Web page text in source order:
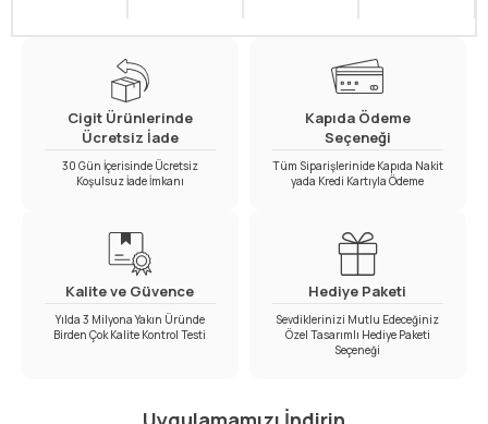
Cigit Ürünlerinde
Ücretsiz İade
30 Gün İçerisinde Ücretsiz
Koşulsuz İade İmkanı
Kapıda Ödeme
Seçeneği
Tüm Siparişlerinide Kapıda Nakit
yada Kredi Kartıyla Ödeme
Kalite ve Güvence
Yılda 3 Milyona Yakın Üründe
Birden Çok Kalite Kontrol Testi
Hediye Paketi
Sevdiklerinizi Mutlu Edeceğiniz
Özel Tasarımlı Hediye Paketi
Seçeneği